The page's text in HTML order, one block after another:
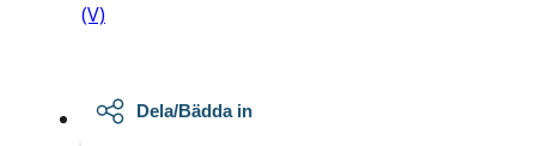
(V)
Dela/Bädda in